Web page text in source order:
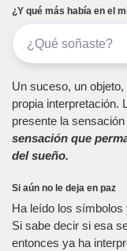
¿Y qué más había en el
Un suceso, un
propia interpretación.
presente la
sensación que
del sueño.
Si aún no le deja en paz
Ha leído los símbolos
Si sabe decir si esa
entonces ya ha